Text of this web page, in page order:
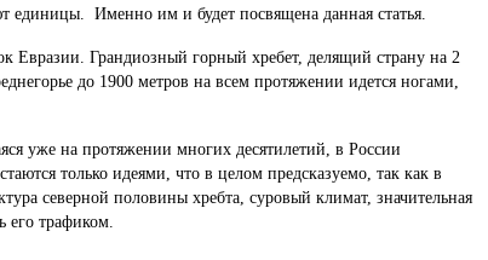
единицы. Именно им и будет посвящена данная статья.
Евразии. Грандиозный горный хребет, делящий страну на 2
до 1900 метров на всем протяжении идется ногами,
уже на протяжении многих десятилетий, в России
только идеями, что в целом предсказуемо, так как в
северной половины хребта, суровый климат, значительная
трафиком.